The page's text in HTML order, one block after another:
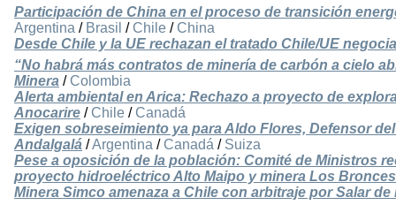
Participación de China en el proceso de transición
Argentina / Brasil / Chile / China
Desde Chile y la UE rechazan el tratado Chile/UE
“No habrá más contratos de minería de carbón a cielo
Minera / Colombia
Alerta ambiental en Arica: Rechazo a proyecto de
Anocarire / Chile / Canadá
Exigen sobreseimiento ya para Aldo Flores, Defensor
Andalgalá /Argentina / Canadá / Suiza
Pese a oposición de la población: Comité de Ministros
proyecto hidroeléctrico Alto Maipo y minera Los Bronces
Minera Simco amenaza a Chile con arbitraje por Salar de